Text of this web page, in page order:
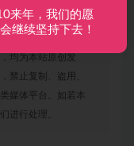
均为本站原创发
禁止复制、盗用、
媒体平台。如若本
进行处理。
来年，我们的愿
继续坚持下去！